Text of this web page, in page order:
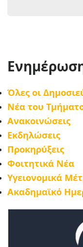
Όλες οι
Νέα του
Ανακοινώσεις
Εκδηλώσεις
Προκηρύξεις
Φοιτητικά Νέα
Υγειονομικά
Ακαδημαϊκό